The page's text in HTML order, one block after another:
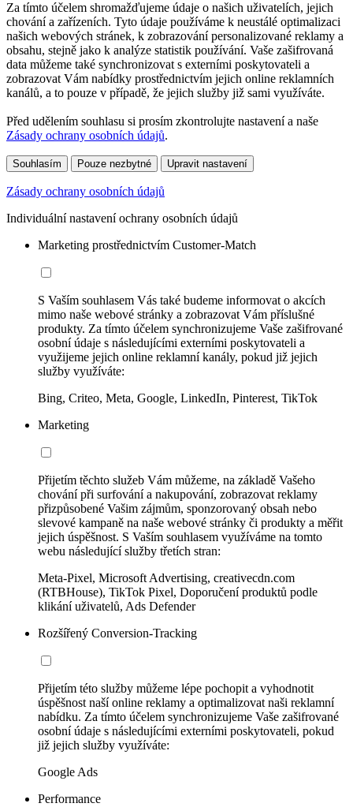
Za tímto účelem shromažďujeme údaje o našich uživatelích, jejich
chování a zařízeních. Tyto údaje používáme k neustálé optimalizaci
našich webových stránek, k zobrazování personalizované reklamy a
obsahu, stejně jako k analýze statistik používání. Vaše zašifrovaná
data můžeme také synchronizovat s externími poskytovateli a
zobrazovat Vám nabídky prostřednictvím jejich online reklamních
kanálů, a to pouze v případě, že jejich služby již sami využíváte.
Před udělením souhlasu si prosím zkontrolujte nastavení a naše
Zásady ochrany osobních údajů.
Souhlasím Pouze nezbytné Upravit nastavení
Zásady ochrany osobních údajů
Individuální nastavení ochrany osobních údajů
Marketing prostřednictvím Customer-Match
S Vaším souhlasem Vás také budeme informovat o akcích
mimo naše webové stránky a zobrazovat Vám příslušné
produkty. Za tímto účelem synchronizujeme Vaše zašifrované
osobní údaje s následujícími externími poskytovateli a
využijeme jejich online reklamní kanály, pokud již jejich
služby využíváte:
Bing, Criteo, Meta, Google, LinkedIn, Pinterest, TikTok
Marketing
Přijetím těchto služeb Vám můžeme, na základě Vašeho
chování při surfování a nakupování, zobrazovat reklamy
přizpůsobené Vašim zájmům, sponzorovaný obsah nebo
slevové kampaně na naše webové stránky či produkty a měřit
jejich úspěšnost. S Vaším souhlasem využíváme na tomto
webu následující služby třetích stran:
Meta-Pixel, Microsoft Advertising, creativecdn.com
(RTBHouse), TikTok Pixel, Doporučení produktů podle
klikání uživatelů, Ads Defender
Rozšířený Conversion-Tracking
Přijetím této služby můžeme lépe pochopit a vyhodnotit
úspěšnost naší online reklamy a optimalizovat naši reklamní
nabídku. Za tímto účelem synchronizujeme Vaše zašifrované
osobní údaje s následujícími externími poskytovateli, pokud
již jejich služby využíváte:
Google Ads
Performance